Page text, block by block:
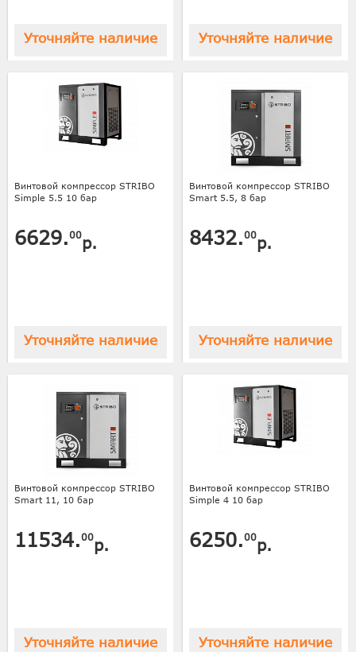
Уточняйте наличие Уточняйте наличие
Винтовой компрессор STRIBO
Simple 5.5 10 бар
6629.00р.
Уточняйте наличие
Винтовой компрессор STRIBO
Smart 5.5, 8 бар
8432.00р.
Уточняйте наличие
Винтовой компрессор STRIBO
Smart 11, 10 бар
11534.00р.
Уточняйте наличие
Винтовой компрессор STRIBO
Simple 4 10 бар
6250.00р.
Уточняйте наличие